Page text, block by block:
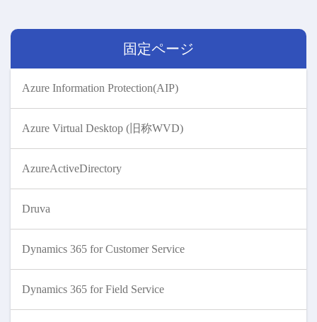
固定ページ
Azure Information Protection(AIP)
Azure Virtual Desktop (旧称WVD)
AzureActiveDirectory
Druva
Dynamics 365 for Customer Service
Dynamics 365 for Field Service